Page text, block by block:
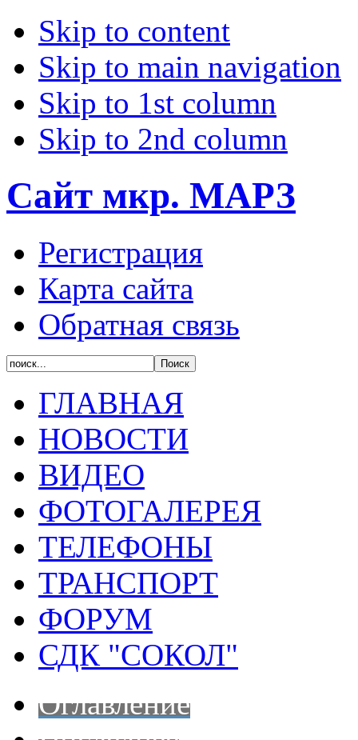
Skip to content
Skip to main navigation
Skip to 1st column
Skip to 2nd column
Сайт мкр. МАРЗ
Регистрация
Карта сайта
Обратная связь
ГЛАВНАЯ
НОВОСТИ
ВИДЕО
ФОТОГАЛЕРЕЯ
ТЕЛЕФОНЫ
ТРАНСПОРТ
ФОРУМ
СДК "СОКОЛ"
Оглавление